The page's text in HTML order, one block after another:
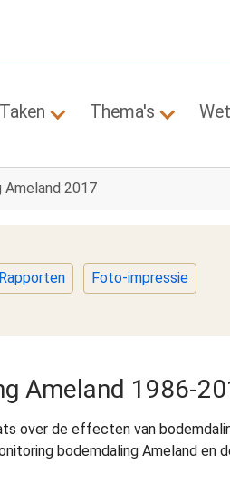
for "Organisatie"
Taken
Submenu for "Taken"
Thema's
Ameland 2017
Rapporten Foto-impressie
Ameland 1986-
over de effecten van
bodemdaling Ameland en